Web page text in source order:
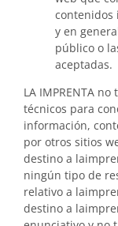
contenidos
y en
público o
aceptadas.
LA IMPRENTA
técnicos para
información,
por otros sitios
destino a
ningún tipo de
relativo a
destino a